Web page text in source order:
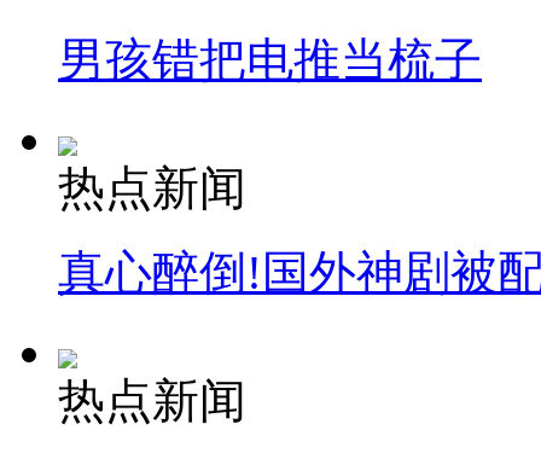
男孩错把电推当梳子
热点新闻
真心醉倒!国外神剧被
热点新闻